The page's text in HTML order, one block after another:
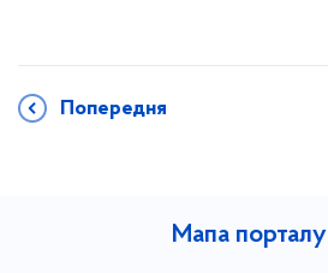
Попередня
Мапа порталу